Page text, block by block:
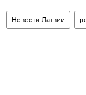
Новости Латвии